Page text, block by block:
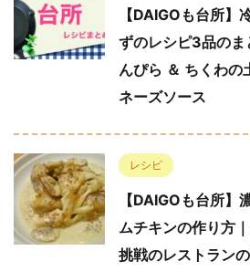
【DAIGOも台所】
ずのレシピ3品のま
んぴら ＆ ちくわの
ネーズソース
レシピ
【DAIGOも台所】
ムチキンの作り方
挑戦のレストランの